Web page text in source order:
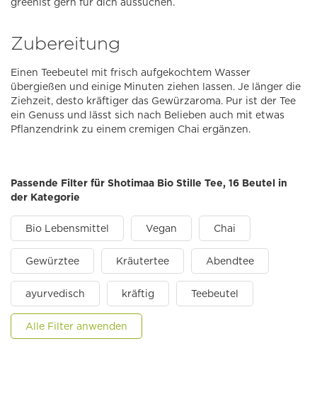
greenist gern für dich aussuchen.
Zubereitung
Einen Teebeutel mit frisch aufgekochtem Wasser
übergießen und einige Minuten ziehen lassen. Je länger die
Ziehzeit, desto kräftiger das Gewürzaroma. Pur ist der Tee
ein Genuss und lässt sich nach Belieben auch mit etwas
Pflanzendrink zu einem cremigen Chai ergänzen.
Passende Filter für Shotimaa Bio Stille Tee, 16 Beutel in
der Kategorie
Bio Lebensmittel Vegan Chai
Gewürztee Kräutertee Abendtee
ayurvedisch kräftig Teebeutel
Alle Filter anwenden